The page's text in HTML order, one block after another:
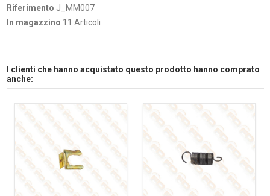
Riferimento J_MM007
In magazzino 11 Articoli
I clienti che hanno acquistato questo prodotto hanno comprato
anche: